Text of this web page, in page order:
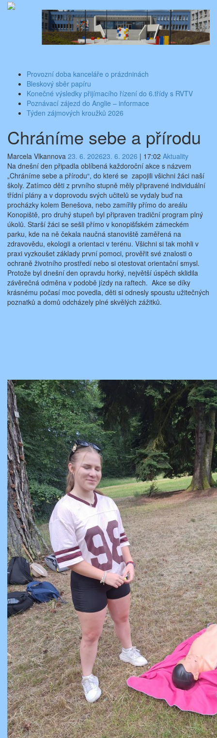
SkipAktuality ze školy
Základní škola Benešov, Dukelská 1818
Provozní doba kanceláře o prázdninách
Bleskový sběr papíru
Konečné výsledky přijímacího řízení do 6.třídy s RVTV
Poznávací zájezd do Anglie – informace
Týden zájmových kroužků 2026
Chráníme sebe a přírodu
Marcela Vlkannova 23. 6. 202623. 6. 2026 | 17:02 Aktuality
Na dnešní den připadla oblíbená každoroční akce s názvem
„Chráníme sebe a přírodu“, do které se zapojili všichni žáci naší
školy. Zatímco děti z prvního stupně měly připravené individuální
třídní plány a v doprovodu svých učitelů se vydaly buď na
procházky kolem Benešova, nebo zamířily přímo do areálu
Konopiště, pro druhý stupeň byl připraven tradiční program plný
úkolů. Starší žáci se sešli přímo v konopišťském zámeckém
parku, kde na ně čekala naučná stanoviště zaměřená na
zdravovědu, ekologii a orientaci v terénu. Všichni si tak mohli v
praxi vyzkoušet základy první pomoci, prověřit své znalosti o
ochraně životního prostředí nebo si otestovat orientační smysl.
Protože byl dnešní den opravdu horký, největší úspěch sklidila
závěrečná odměna v podobě jízdy na raftech. Akce se díky
krásnému počasí moc povedla, děti si odnesly spoustu užitečných
poznatků a domů odcházely plné skvělých zážitků.